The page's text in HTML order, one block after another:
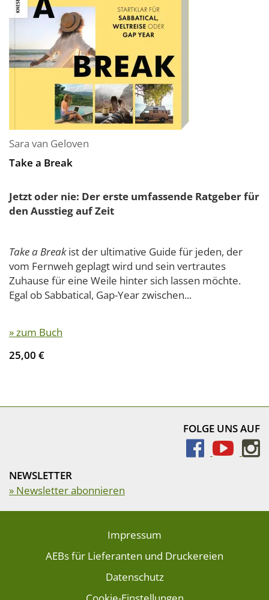
Sara van Geloven
Take a Break
Jetzt oder nie: Der erste umfassende Ratgeber für
den Ausstieg auf Zeit
Take a Breakist der ultimative Guide für jeden, der
vom Fernweh geplagt wird und sein vertrautes
Zuhause für eine Weile hinter sich lassen möchte.
Egal ob Sabbatical, Gap-Year zwischen...
» zum Buch
25,00 €
FOLGE UNS AUF
NEWSLETTER
» Newsletter abonnieren
Impressum
AEBs für Lieferanten und Druckereien
Datenschutz